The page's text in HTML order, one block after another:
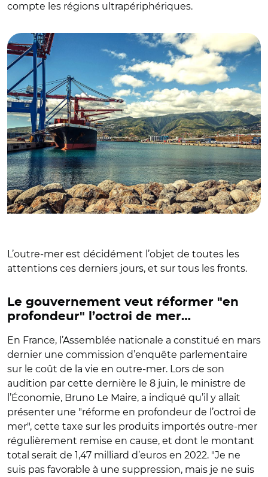
compte les régions ultrapériphériques.
L’outre-mer est décidément l’objet de toutes les
attentions ces derniers jours, et sur tous les fronts.
Le gouvernement veut réformer "en
profondeur" l’octroi de mer…
En France, l’Assemblée nationale a constitué en mars
dernier une commission d’enquête parlementaire
sur le coût de la vie en outre-mer. Lors de son
audition par cette dernière le 8 juin, le ministre de
l’Économie, Bruno Le Maire, a indiqué qu’il y allait
présenter une "réforme en profondeur de l’octroi de
mer", cette taxe sur les produits importés outre-mer
régulièrement remise en cause, et dont le montant
total serait de 1,47 milliard d’euros en 2022. "Je ne
suis pas favorable à une suppression, mais je ne suis